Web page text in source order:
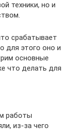
техники, но и
срабатывает
для этого оно и
основные
что делать для
работы
из-за чего